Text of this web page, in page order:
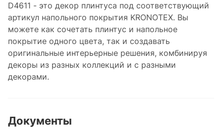
D4611 - это декор плинтуса под соответствующий
артикул напольного покрытия KRONOTEX. Вы
можете как сочетать плинтус и напольное
покрытие одного цвета, так и создавать
оригинальные интерьерные решения, комбинируя
декоры из разных коллекций и с разными
декорами.
Документы